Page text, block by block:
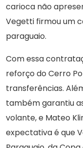
carioca não
Vegetti firmou um
paraguaio.
Com essa
reforço do Cerro
transferências.
também garantiu
volante, e Mateo
expectativa é que